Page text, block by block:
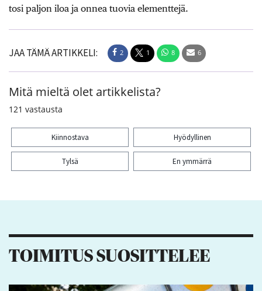
tosi paljon iloa ja onnea tuovia elementtejä.
JAA TÄMÄ ARTIKKELI: 2 1 8 6
Mitä mieltä olet artikkelista?
121 vastausta
Kiinnostava Hyödyllinen
Tylsä En ymmärrä
TOIMITUS SUOSITTELEE